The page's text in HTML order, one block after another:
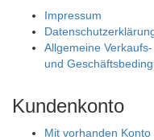
Impressum
Allgemeine Verkaufs-
und
Kundenkonto
Mit vorhanden Konto